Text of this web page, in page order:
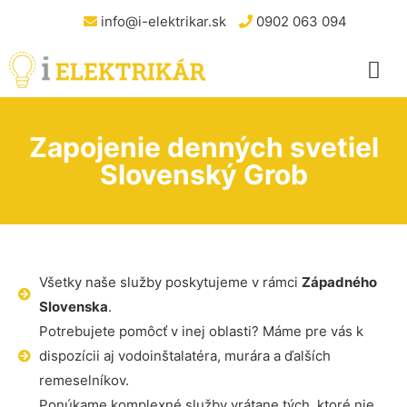
info@i-elektrikar.sk 0902 063 094
Zapojenie denných svetiel
Slovenský Grob
Všetky naše služby poskytujeme v rámci Západného
Slovenska.
Potrebujete pomôcť v inej oblasti? Máme pre vás k
dispozícii aj vodoinštalatéra, murára a ďalších
remeselníkov.